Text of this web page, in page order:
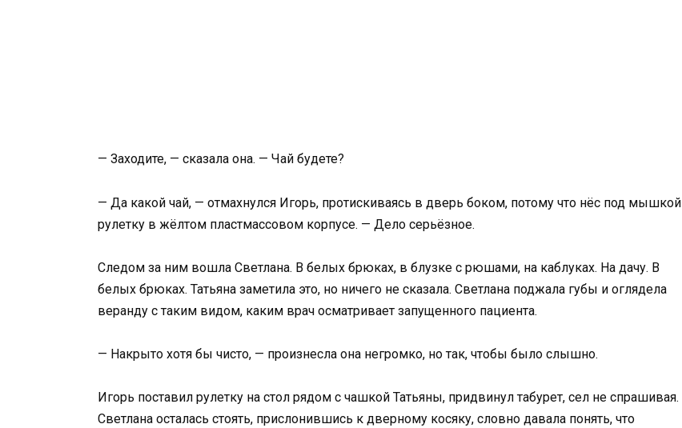
— Заходите, — сказала она. — Чай будете?
— Да какой чай, — отмахнулся Игорь, протискиваясь в дверь боком, потому что нёс под мышкой
рулетку в жёлтом пластмассовом корпусе. — Дело серьёзное.
Следом за ним вошла Светлана. В белых брюках, в блузке с рюшами, на каблуках. На дачу. В
белых брюках. Татьяна заметила это, но ничего не сказала. Светлана поджала губы и оглядела
веранду с таким видом, каким врач осматривает запущенного пациента.
— Накрыто хотя бы чисто, — произнесла она негромко, но так, чтобы было слышно.
Игорь поставил рулетку на стол рядом с чашкой Татьяны, придвинул табурет, сел не спрашивая.
Светлана осталась стоять, прислонившись к дверному косяку, словно давала понять, что